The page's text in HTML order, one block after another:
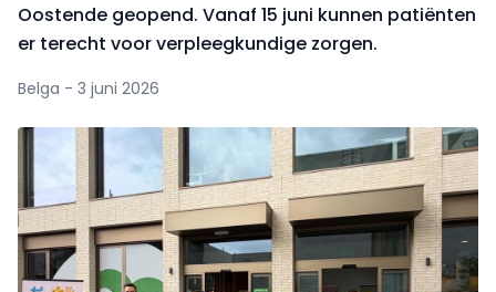
Oostende geopend. Vanaf 15 juni kunnen patiënten
er terecht voor verpleegkundige zorgen.
Belga - 3 juni 2026